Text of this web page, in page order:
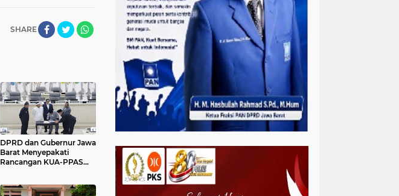
SHARE
DPRD dan Gubernur Jawa
Barat Menyepakati
Rancangan KUA-PPAS